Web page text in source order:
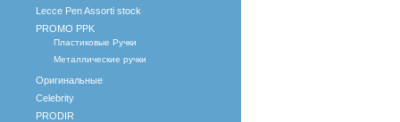
Lecce Pen Assorti stock
PROMO PPK
Пластиковые Ручки
Металлические ручки
Оригинальные
Celebrity
PRODIR